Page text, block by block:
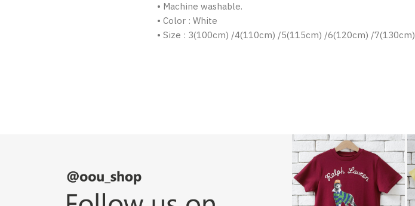
• Machine washable.
• Color : White
• Size : 3(100cm) /4(110cm) /5(115cm) /6(120cm) /7(130cm)